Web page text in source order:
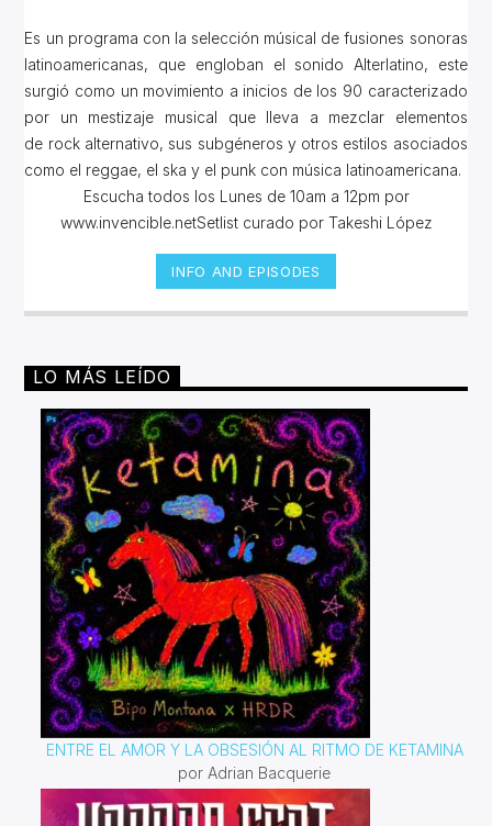
Es un programa con la selección músical de fusiones sonoras
latinoamericanas, que engloban el sonido Alterlatino, este
surgió como un movimiento a inicios de los 90 caracterizado
por un mestizaje musical que lleva a mezclar elementos
de rock alternativo, sus subgéneros y otros estilos asociados
como el reggae, el ska y el punk con música latinoamericana.
Escucha todos los Lunes de 10am a 12pm por
www.invencible.netSetlist curado por Takeshi López
INFO AND EPISODES
LO MÁS LEÍDO
ENTRE EL AMOR Y LA OBSESIÓN AL RITMO DE KETAMINA
por Adrian Bacquerie